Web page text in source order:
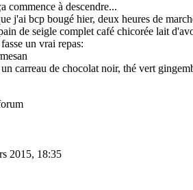
commence à descendre...
j'ai bcp bougé hier, deux heures de
de seigle complet café chicorée lait
un vrai repas:
carreau de chocolat noir, thé vert
2015, 18:35